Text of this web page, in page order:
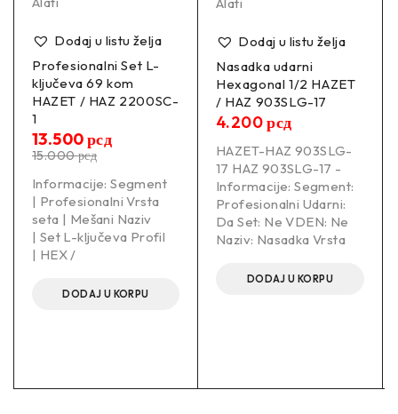
Dodaj u listu želja
Profesionalni Set L-
ključeva 69 kom
HAZET / HAZ 2200SC-
1
15.000рсд
13.500рсд
Informacije: Segment
| Profesionalni Vrsta
seta | Mešani Naziv
| Set L-ključeva Profil
| HEX /
DODAJ U KORPU
Dodaj u listu želja
Nasadka udarni
Hexagonal 1/2 HAZET
/ HAZ 903SLG-17
4.200рсд
HAZET-HAZ 903SLG-
17 HAZ 903SLG-17 -
Informacije: Segment:
Profesionalni Udarni:
Da Set: Ne VDEN: Ne
Naziv: Nasadka Vrsta
DODAJ U KORPU